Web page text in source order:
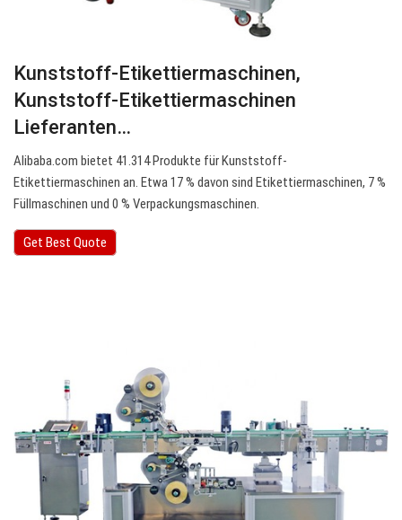
Kunststoff-Etikettiermaschinen,
Kunststoff-Etikettiermaschinen
Lieferanten…
Alibaba.com bietet 41.314 Produkte für Kunststoff-
Etikettiermaschinen an. Etwa 17 % davon sind Etikettiermaschinen, 7 %
Füllmaschinen und 0 % Verpackungsmaschinen.
Get Best Quote